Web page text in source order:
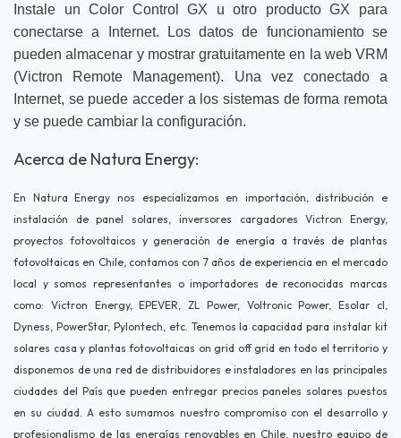
Instale un Color Control GX u otro producto GX para
conectarse a Internet. Los datos de funcionamiento se
pueden almacenar y mostrar gratuitamente en la web VRM
(Victron Remote Management). Una vez conectado a
Internet, se puede acceder a los sistemas de forma remota
y se puede cambiar la configuración.
Acerca de Natura Energy:
En Natura Energy nos especializamos en importación, distribución e
instalación de panel solares, inversores cargadores Victron Energy,
proyectos fotovoltaicos y generación de energía a través de plantas
fotovoltaicas en Chile, contamos con 7 años de experiencia en el mercado
local y somos representantes o importadores de reconocidas marcas
como: Victron Energy, EPEVER, ZL Power, Voltronic Power, Esolar cl,
Dyness, PowerStar, Pylontech, etc. Tenemos la capacidad para instalar kit
solares casa y plantas fotovoltaicas on grid off grid en todo el territorio y
disponemos de una red de distribuidores e instaladores en las principales
ciudades del País que pueden entregar precios paneles solares puestos
en su ciudad. A esto sumamos nuestro compromiso con el desarrollo y
profesionalismo de las energías renovables en Chile, nuestro equipo de